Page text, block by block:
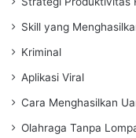
Skill yang
Kriminal
Aplikasi Viral
Cara Menghasilkan
Olahraga Tanpa